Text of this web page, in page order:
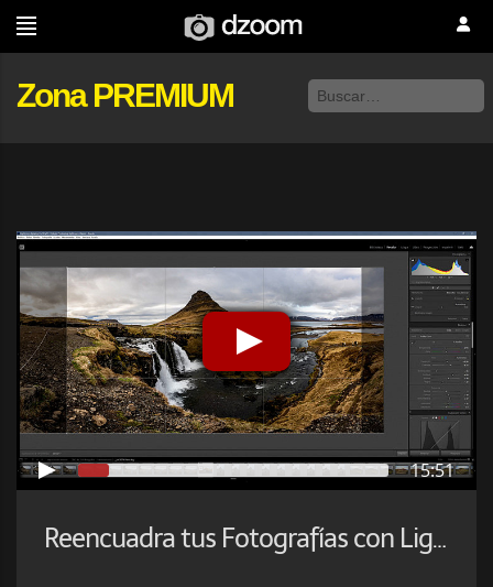
Zona PREMIUM
15:51
Reencuadra tus Fotografías con Lightroom y Photoshop